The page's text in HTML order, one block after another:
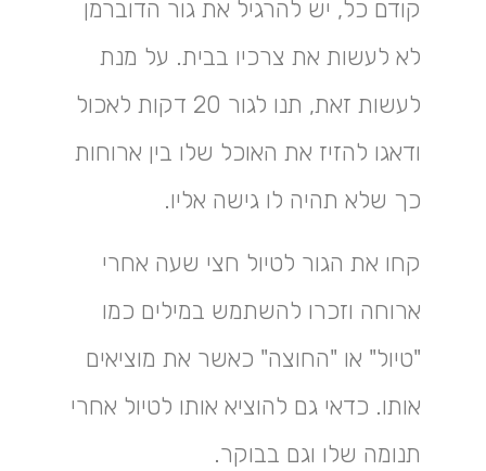
קודם כל, יש להרגיל את גור הדוברמן
לא לעשות את צרכיו בבית. על מנת
לעשות זאת, תנו לגור 20 דקות לאכול
ודאגו להזיז את האוכל שלו בין ארוחות
כך שלא תהיה לו גישה אליו.
קחו את הגור לטיול חצי שעה אחרי
ארוחה וזכרו להשתמש במילים כמו
"טיול" או "החוצה" כאשר את מוציאים
אותו. כדאי גם להוציא אותו לטיול אחרי
תנומה שלו וגם בבוקר.